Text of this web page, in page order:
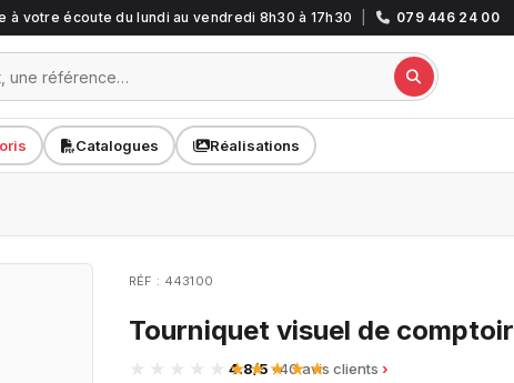
à votre écoute du lundi au vendredi 8h30 à 17h30 079 446 24 00
Catalogues Réalisations
RÉF : 443100
Tourniquet visuel de comptoir
4.8/5· 40 avis clients